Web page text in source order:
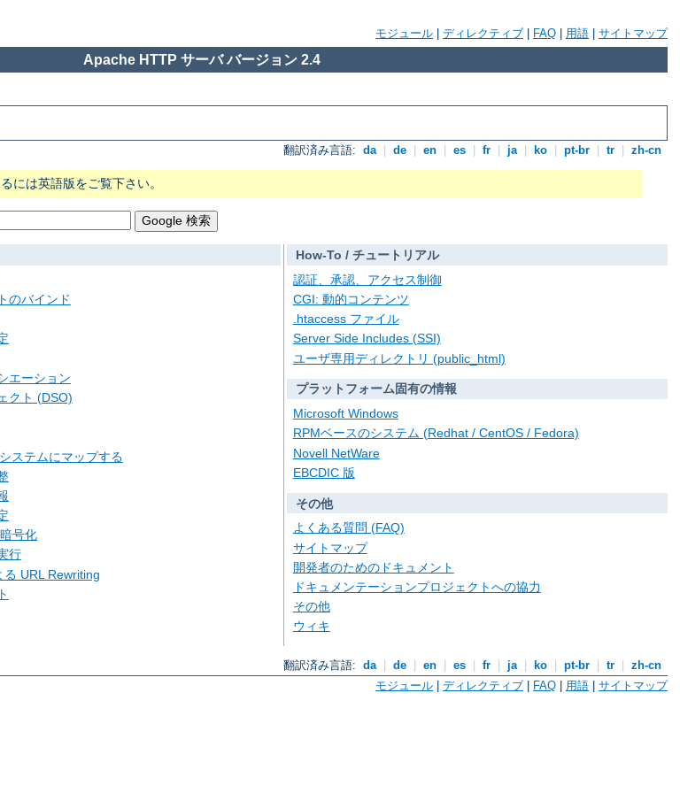
モジュール ディレクティブ FAQ 用語 サイトマップ
Apache HTTP サーバ バージョン 2.4
翻訳済み言語: da de en es fr ja ko pt-br tr zh-cn
には英語版をご覧下さい。
のバインド
エーション
クト (DSO)
ステムにマップする
号化
行
URL Rewriting
How-To / チュートリアル
認証、承認、アクセス制御
CGI: 動的コンテンツ
.htaccess ファイル
Server Side Includes (SSI)
ユーザ専用ディレクトリ (public_html)
プラットフォーム固有の情報
Microsoft Windows
RPMベースのシステム (Redhat / CentOS / Fedora)
Novell NetWare
EBCDIC 版
その他
よくある質問 (FAQ)
サイトマップ
開発者のためのドキュメント
ドキュメンテーションプロジェクトへの協力
その他
ウィキ
翻訳済み言語: da de en es fr ja ko pt-br tr
zh-cn
モジュール | ディレクティブ | FAQ | 用語 | サイトマップ